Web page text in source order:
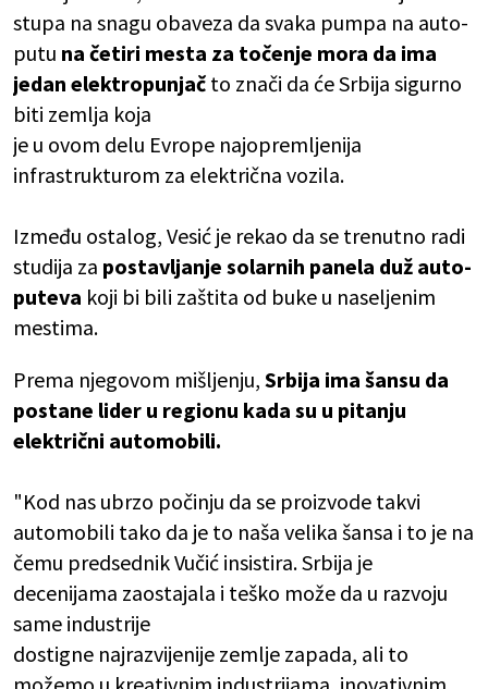
stupa na snagu obaveza da svaka pumpa na auto-
putu na četiri mesta za točenje mora da ima
jedan elektropunjač to znači da će Srbija sigurno
biti zemlja koja
je u ovom delu Evrope najopremljenija
infrastrukturom za električna vozila.
Između ostalog, Vesić je rekao da se trenutno radi
studija za postavljanje solarnih panela duž auto-
puteva koji bi bili zaštita od buke u naseljenim
mestima.
Prema njegovom mišljenju, Srbija ima šansu da
postane lider u regionu kada su u pitanju
električni automobili.
"Kod nas ubrzo počinju da se proizvode takvi
automobili tako da je to naša velika šansa i to je na
čemu predsednik Vučić insistira. Srbija je
decenijama zaostajala i teško može da u razvoju
same industrije
dostigne najrazvijenije zemlje zapada, ali to